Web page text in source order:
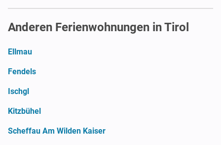
Anderen Ferienwohnungen in Tirol
Ellmau
Fendels
Ischgl
Kitzbühel
Scheffau Am Wilden Kaiser